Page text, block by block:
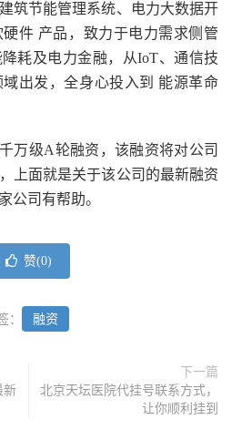
筑节能管理系统、电力大数据开
件 产品，致力于电力需求侧管
耗及电力金融，从IoT、通信技
出发，全身心投入到 能源革命
万级A轮融资，该融资将对公司
上面就是关于该公司的最新融资
公司有帮助。
赞(0)
： 融资
新
下一篇
北京天坛医院代挂号联系方式，
让你顺利挂到